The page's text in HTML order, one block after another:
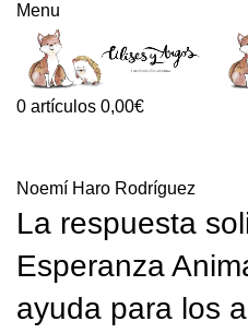
Menu
0 artículos 0,00€
Noemí Haro Rodríguez
La respuesta
Esperanza
ayuda para los